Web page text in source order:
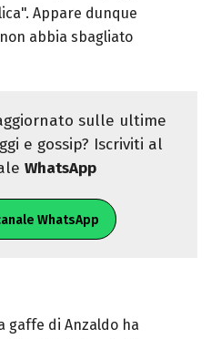
Appare dunque
abbia sbagliato
sulle ultime
e gossip? Iscriviti al
WhatsApp
WhatsApp
gaffe di Anzaldo ha